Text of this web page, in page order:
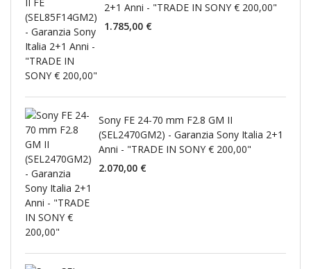
2+1 Anni - "TRADE IN SONY € 200,00"
1.785,00 €
Sony FE 24-70 mm F2.8 GM II
(SEL2470GM2) - Garanzia Sony Italia 2+1
Anni - "TRADE IN SONY € 200,00"
2.070,00 €